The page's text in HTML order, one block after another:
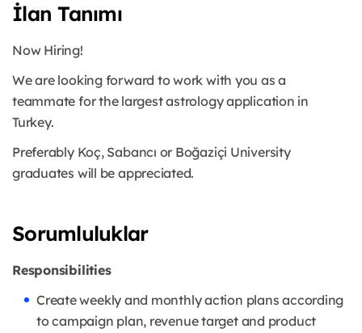
İlan Tanımı
Now Hiring!
We are looking forward to work with you as a
teammate for the largest astrology application in
Turkey.
Preferably Koç, Sabancı or Boğaziçi University
graduates will be appreciated.
Sorumluluklar
Responsibilities
Create weekly and monthly action plans according
to campaign plan, revenue target and product